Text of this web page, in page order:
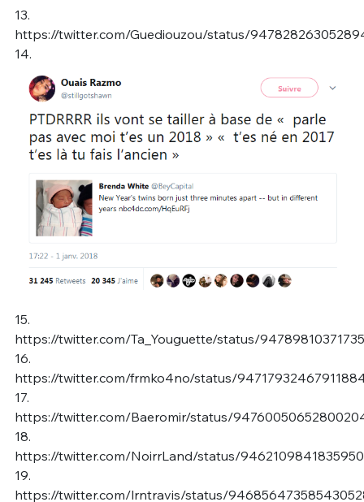
13.
https://twitter.com/Guediouzou/status/
14.
15.
https://twitter.com/Ta_Youguette/status/
16.
https://twitter.com/frmko4no/status/
17.
https://twitter.com/Baeromir/status/
18.
https://twitter.com/NoirrLand/status/
19.
https://twitter.com/lrntravis/status/